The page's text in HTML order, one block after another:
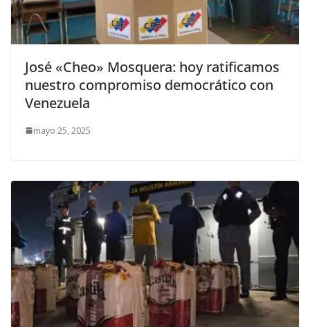
José «Cheo» Mosquera: hoy ratificamos
nuestro compromiso democrático con
Venezuela
mayo 25, 2025